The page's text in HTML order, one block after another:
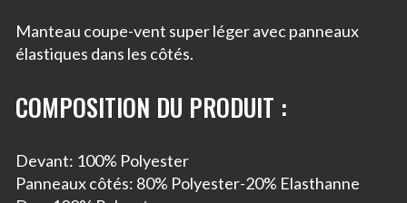
Manteau coupe-vent super léger avec panneaux
élastiques dans les côtés.
COMPOSITION DU PRODUIT :
Devant: 100% Polyester
Panneaux côtés: 80% Polyester-20% Elasthanne